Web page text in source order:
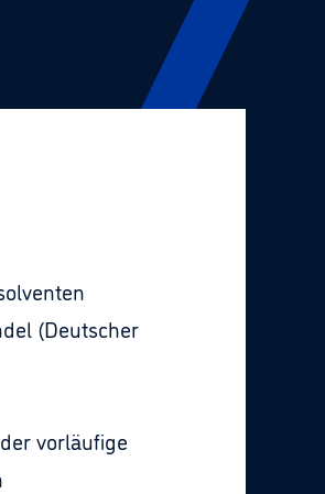
(Deutscher
vorläufige